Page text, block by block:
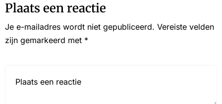
Plaats een reactie
Je e-mailadres wordt niet gepubliceerd. Vereiste velden
zijn gemarkeerd met *